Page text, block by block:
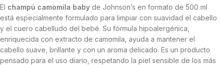
El champú camomila baby de Johnson’s en formato de 500 ml
está especialmente formulado para limpiar con suavidad el cabello
y el cuero cabelludo del bebé. Su fórmula hipoalergénica,
enriquecida con extracto de camomila, ayuda a mantener el
cabello suave, brillante y con un aroma delicado. Es un producto
pensado para el uso diario, respetando la piel sensible de los más